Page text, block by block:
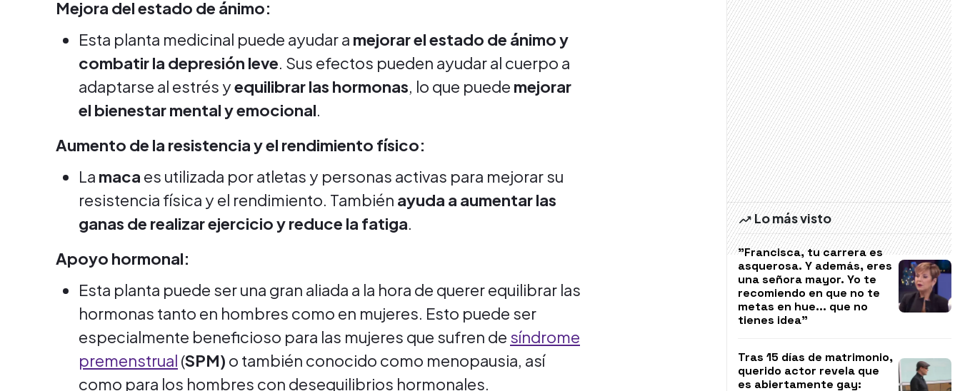
Mejora del estado de ánimo:
Esta planta medicinal puede ayudar a mejorar el estado de ánimo y
combatir la depresión leve. Sus efectos pueden ayudar al cuerpo a
adaptarse al estrés yequilibrar las hormonas, lo que puede mejorar
el bienestar mental y emocional.
Aumento de la resistencia y el rendimiento físico:
La maca es utilizada por atletas y personas activas para mejorar su
resistencia física y el rendimiento. También ayuda a aumentar las
ganas de realizar ejercicio y reduce la fatiga.
Apoyo hormonal:
Esta planta puede ser una gran aliada a la hora de querer equilibrar las
hormonas tanto en hombres como en mujeres. Esto puede ser
especialmente beneficioso para las mujeres que sufren de síndrome
premenstrual (SPM) o también conocido como menopausia, así
como para los hombres con desequilibrios hormonales.
Lo más visto
"Francisca, tu carrera es
asquerosa. Y además, eres
una señora mayor. Yo te
recomiendo en que no te
metas en hue... que no
tienes idea"
Tras 15 días de matrimonio,
querido actor revela que
es abiertamente gay: